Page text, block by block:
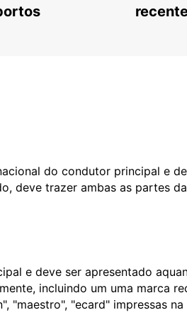
do condutor principal e
deve trazer ambas as partes
e deve ser apresentado
incluindo um uma marca
"maestro", "ecard" impressas